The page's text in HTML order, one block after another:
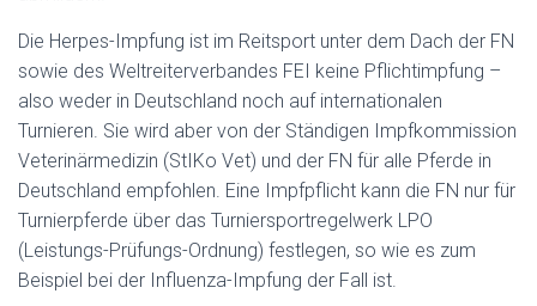
Die Herpes-Impfung ist im Reitsport unter dem Dach der FN
sowie des Weltreiterverbandes FEI keine Pflichtimpfung –
also weder in Deutschland noch auf internationalen
Turnieren. Sie wird aber von der Ständigen Impfkommission
Veterinärmedizin (StIKo Vet) und der FN für alle Pferde in
Deutschland empfohlen. Eine Impfpflicht kann die FN nur für
Turnierpferde über das Turniersportregelwerk LPO
(Leistungs-Prüfungs-Ordnung) festlegen, so wie es zum
Beispiel bei der Influenza-Impfung der Fall ist.